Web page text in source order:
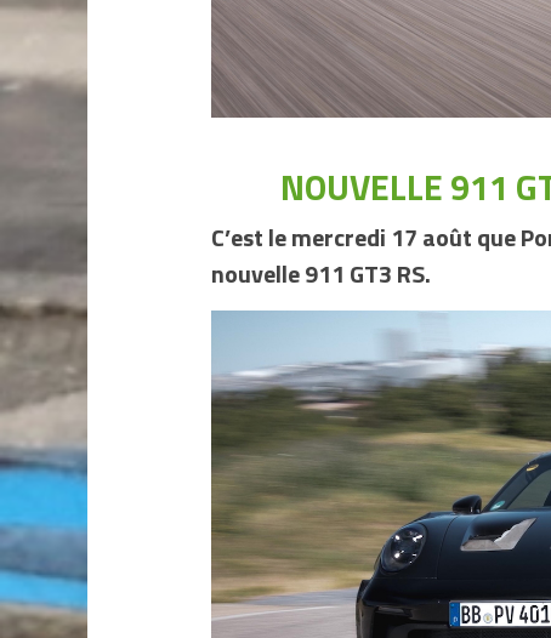
NOUVELLE 911
C’est le mercredi 17 août que
nouvelle 911 GT3 RS.